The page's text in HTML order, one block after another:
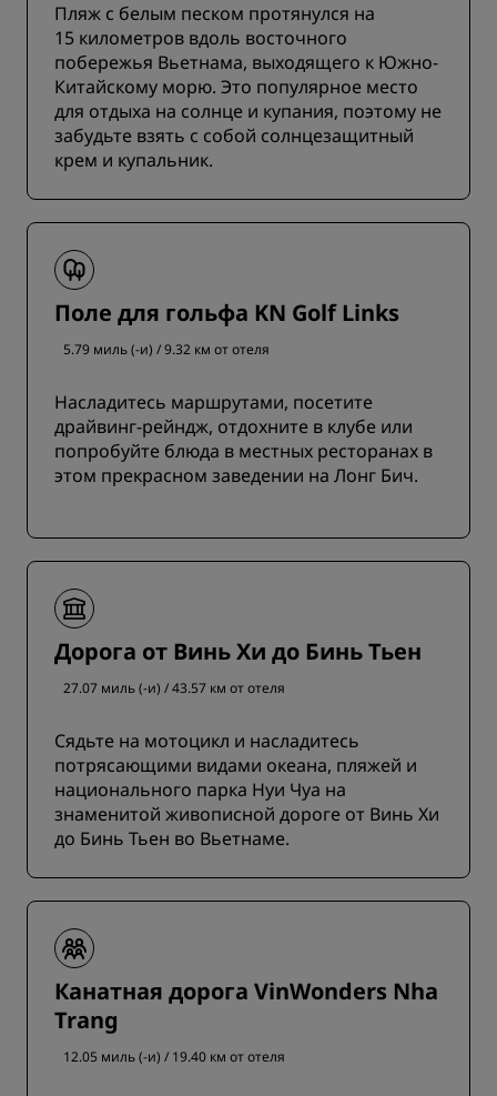
Пляж с белым песком протянулся на
15 километров вдоль восточного
побережья Вьетнама, выходящего к Южно-
Китайскому морю. Это популярное место
для отдыха на солнце и купания, поэтому не
забудьте взять с собой солнцезащитный
крем и купальник.
Поле для гольфа KN Golf Links
5.79 миль (-и) / 9.32 км от отеля
Насладитесь маршрутами, посетите
драйвинг-рейндж, отдохните в клубе или
попробуйте блюда в местных ресторанах в
этом прекрасном заведении на Лонг Бич.
Дорога от Винь Хи до Бинь Тьен
27.07 миль (-и) / 43.57 км от отеля
Сядьте на мотоцикл и насладитесь
потрясающими видами океана, пляжей и
национального парка Нуи Чуа на
знаменитой живописной дороге от Винь Хи
до Бинь Тьен во Вьетнаме.
Канатная дорога VinWonders Nha
Trang
12.05 миль (-и) / 19.40 км от отеля